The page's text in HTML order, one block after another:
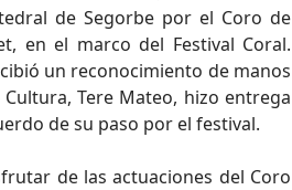
de Segorbe por el Coro de
en el marco del Festival Coral.
un reconocimiento de manos
Tere Mateo, hizo entrega
de su paso por el festival.
de las actuaciones del Coro